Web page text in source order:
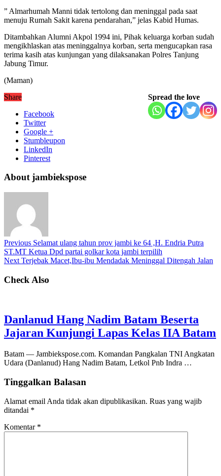
” Almarhumah Manni tidak tertolong dan meninggal pada saat
menuju Rumah Sakit karena pendarahan,” jelas Kabid Humas.
Ditambahkan Alumni Akpol 1994 ini, Pihak keluarga korban sudah
mengikhlaskan atas meninggalnya korban, serta mengucapkan rasa
terima kasih atas kunjungan yang dilaksanakan Polres Tanjung
Jabung Timur.
(Maman)
Spread the love
Share
Facebook
Twitter
Google +
Stumbleupon
LinkedIn
Pinterest
About jambiekspose
Previous Selamat ulang tahun prov jambi ke 64 ,H. Endria Putra
ST.MT Ketua Dpd partai golkar kota jambi terpilih
Next Terjebak Macet,Ibu-ibu Mendadak Meninggal Ditengah Jalan
Check Also
Danlanud Hang Nadim Batam Beserta
Jajaran Kunjungi Lapas Kelas IIA Batam
Batam — Jambiekspose.com. Komandan Pangkalan TNI Angkatan
Udara (Danlanud) Hang Nadim Batam, Letkol Pnb Indra …
Tinggalkan Balasan
Alamat email Anda tidak akan dipublikasikan. Ruas yang wajib
ditandai *
Komentar *